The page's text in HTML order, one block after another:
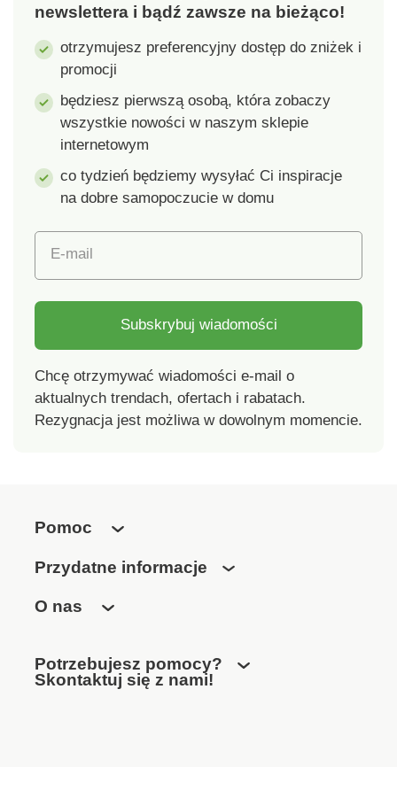
newslettera i bądź zawsze na bieżąco!
otrzymujesz preferencyjny dostęp do zniżek i
promocji
będziesz pierwszą osobą, która zobaczy
wszystkie nowości w naszym sklepie
internetowym
co tydzień będziemy wysyłać Ci inspiracje
na dobre samopoczucie w domu
E-mail
Subskrybuj wiadomości
Chcę otrzymywać wiadomości e-mail o
aktualnych trendach, ofertach i rabatach.
Rezygnacja jest możliwa w dowolnym momencie.
Pomoc
Przydatne informacje
O nas
Potrzebujesz pomocy?
Skontaktuj się z nami!